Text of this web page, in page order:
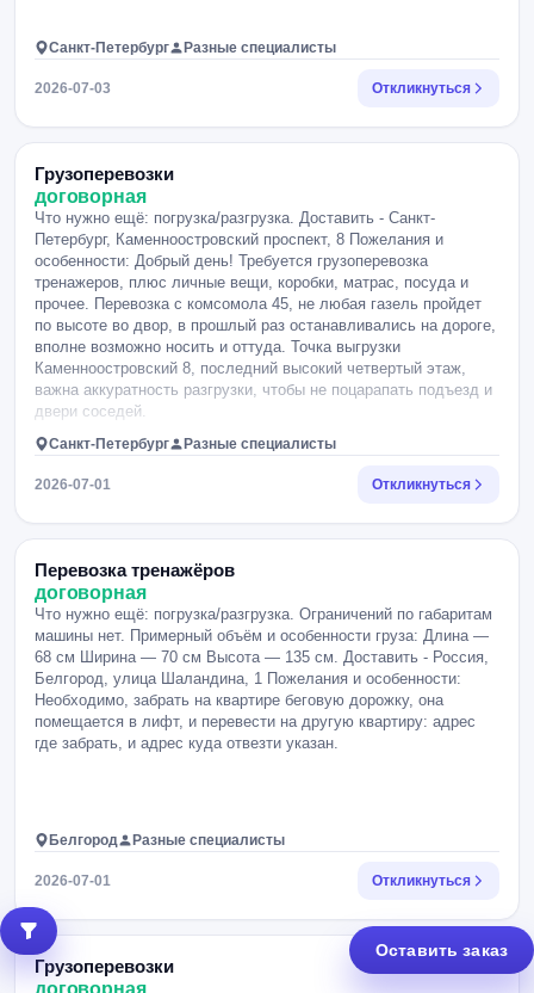
Санкт-Петербург Разные специалисты
2026-07-03 Откликнуться
Грузоперевозки
договорная
Что нужно ещё: погрузка/разгрузка. Доставить - Санкт-
Петербург, Каменноостровский проспект, 8 Пожелания и
особенности: Добрый день! Требуется грузоперевозка
тренажеров, плюс личные вещи, коробки, матрас, посуда и
прочее. Перевозка с комсомола 45, не любая газель пройдет
по высоте во двор, в прошлый раз останавливались на дороге,
вполне возможно носить и оттуда. Точка выгрузки
Каменноостровский 8, последний высокий четвертый этаж,
важна аккуратность разгрузки, чтобы не поцарапать подъезд и
двери соседей.
Санкт-Петербург Разные специалисты
2026-07-01 Откликнуться
Перевозка тренажёров
договорная
Что нужно ещё: погрузка/разгрузка. Ограничений по габаритам
машины нет. Примерный объём и особенности груза: Длина —
68 см Ширина — 70 см Высота — 135 см. Доставить - Россия,
Белгород, улица Шаландина, 1 Пожелания и особенности:
Необходимо, забрать на квартире беговую дорожку, она
помещается в лифт, и перевести на другую квартиру: адрес
где забрать, и адрес куда отвезти указан.
Белгород Разные специалисты
2026-07-01 Откликнуться
Грузоперевозки
договорная
Оставить заказ